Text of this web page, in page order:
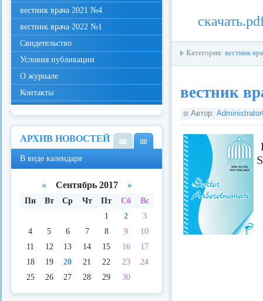
Категория: вестник
вестник
Автор:
вестник врача 2021 №4
вестник врача 2022 №1
Свидетельство
Условия публикации
О журнале
Контакты
АРХИВ НОВОСТЕЙ
ка
В виде календаря
«Сентябрь 2017 »
Пн Вт Ср Чт Пт Сб
Вс
1
2
3
4
5 6 7 8 9
10
11
12 13 14 15 16
17
18
19 20 21 22 23
24
25
26 27 28 29 30